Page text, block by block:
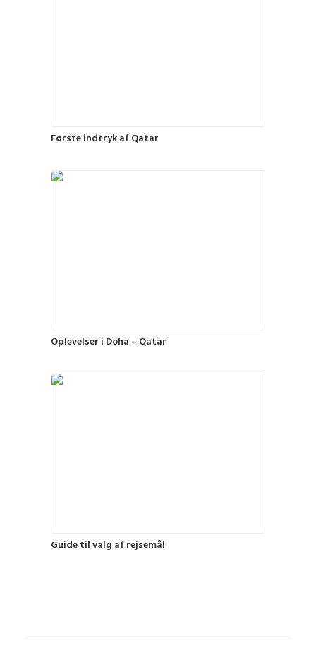
Første indtryk af Qatar
Oplevelser i Doha – Qatar
Guide til valg af rejsemål